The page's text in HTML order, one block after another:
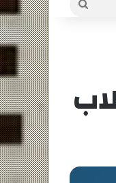
بحث